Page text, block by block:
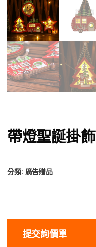
帶燈聖誕掛飾
分類: 廣告贈品
提交詢價單